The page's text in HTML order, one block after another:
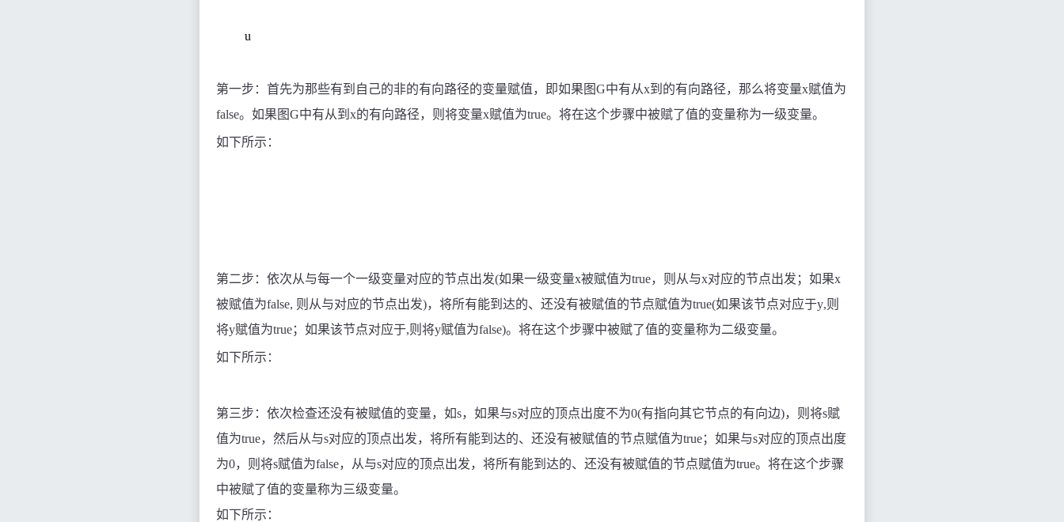
u
第一步 ： 首先为那些有到自己的非的有向路径的变量赋值，即如果图G中有从x到的有向路径，那么将变量x赋值为
false。如果图G中有从到x的有向路径，则将变量x赋值为true。将在这个步骤中被赋了值的变量称为一级变量。
如下所示：
第二步 ： 依次从与每一个一级变量对应的节点出发(如果一级变量x被赋值为true，则从与x对应的节点出发；如果x
被赋值为false, 则从与对应的节点出发)，将所有能到达的、还没有被赋值的节点赋值为true(如果该节点对应于y,则
将y赋值为true；如果该节点对应于,则将y赋值为false)。将在这个步骤中被赋了值的变量称为二级变量。
如下所示：
第三步： 依次检查还没有被赋值的变量，如s，如果与s对应的顶点出度不为0(有指向其它节点的有向边)，则将s赋
值为true，然后从与s对应的顶点出发，将所有能到达的、还没有被赋值的节点赋值为true；如果与s对应的顶点出度
为0，则将s赋值为false，从与s对应的顶点出发，将所有能到达的、还没有被赋值的节点赋值为true。将在这个步骤
中被赋了值的变量称为三级变量。
如下所示：